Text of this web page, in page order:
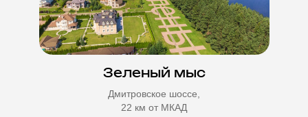
Зеленый мыс
Дмитровское шоссе,
22 км от МКАД